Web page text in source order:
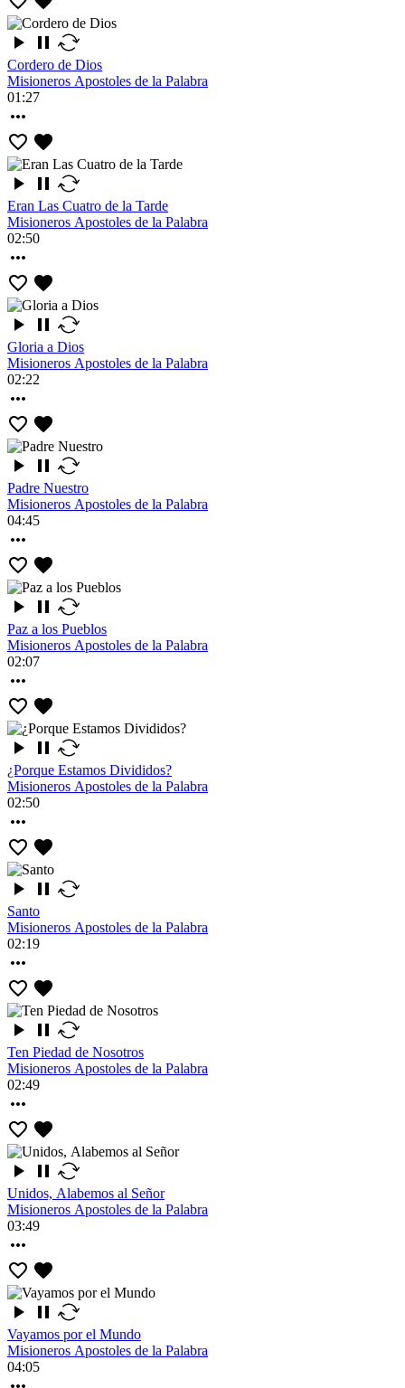
Cordero de Dios
Misioneros Apostoles de la Palabra
01:27
Eran Las Cuatro de la Tarde
Misioneros Apostoles de la Palabra
02:50
Gloria a Dios
Misioneros Apostoles de la Palabra
02:22
Padre Nuestro
Misioneros Apostoles de la Palabra
04:45
Paz a los Pueblos
Misioneros Apostoles de la Palabra
02:07
¿Porque Estamos Divididos?
Misioneros Apostoles de la Palabra
02:50
Santo
Misioneros Apostoles de la Palabra
02:19
Ten Piedad de Nosotros
Misioneros Apostoles de la Palabra
02:49
Unidos, Alabemos al Señor
Misioneros Apostoles de la Palabra
03:49
Vayamos por el Mundo
Misioneros Apostoles de la Palabra
04:05